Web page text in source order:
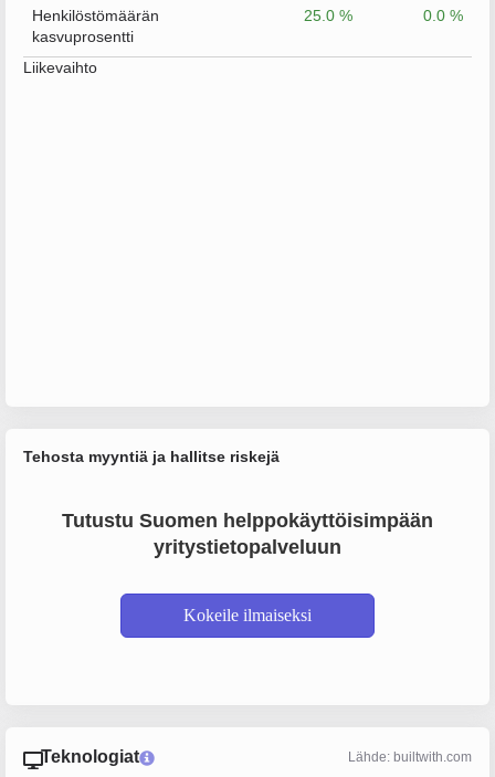
Henkilöstömäärän
kasvuprosentti
25.0 % 0.0 %
Liikevaihto
Tehosta myyntiä ja hallitse riskejä
Tutustu Suomen helppokäyttöisimpään
yritystietopalveluun
Kokeile ilmaiseksi
Teknologiat Lähde: builtwith.com